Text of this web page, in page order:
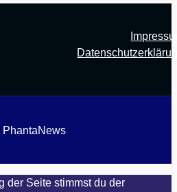
der Seite stimmst du der